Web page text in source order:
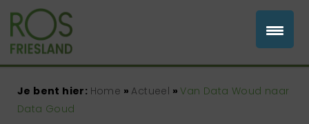
Je bent hier: Home » Actueel »Van Data Woud naar
Data Goud